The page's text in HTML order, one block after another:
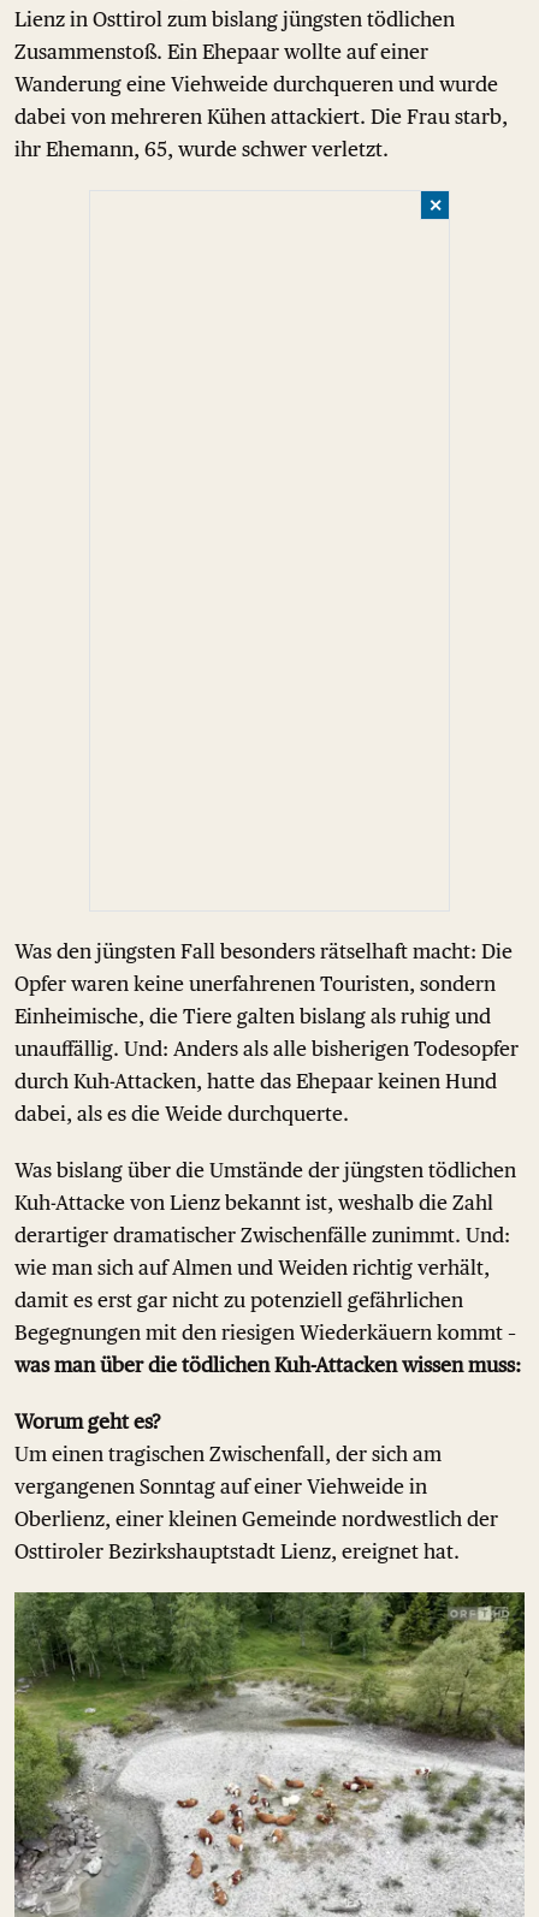
Lienz in Osttirol zum bislang jüngsten tödlichen
Zusammenstoß. Ein Ehepaar wollte auf einer
Wanderung eine Viehweide durchqueren und wurde
dabei von mehreren Kühen attackiert. Die Frau starb,
ihr Ehemann, 65, wurde schwer verletzt.
✕
Was den jüngsten Fall besonders rätselhaft macht: Die
Opfer waren keine unerfahrenen Touristen, sondern
Einheimische, die Tiere galten bislang als ruhig und
unauffällig. Und: Anders als alle bisherigen Todesopfer
durch Kuh-Attacken, hatte das Ehepaar keinen Hund
dabei, als es die Weide durchquerte.
Was bislang über die Umstände der jüngsten tödlichen
Kuh-Attacke von Lienz bekannt ist, weshalb die Zahl
derartiger dramatischer Zwischenfälle zunimmt. Und:
wie man sich auf Almen und Weiden richtig verhält,
damit es erst gar nicht zu potenziell gefährlichen
Begegnungen mit den riesigen Wiederkäuern kommt –
was man über die tödlichen Kuh-Attacken wissen muss:
Worum geht es?
Um einen tragischen Zwischenfall, der sich am
vergangenen Sonntag auf einer Viehweide in
Oberlienz, einer kleinen Gemeinde nordwestlich der
Osttiroler Bezirkshauptstadt Lienz, ereignet hat.